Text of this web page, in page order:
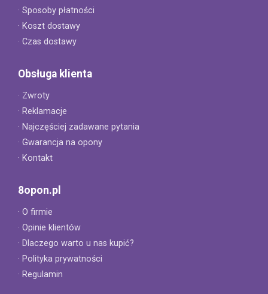
· Sposoby płatności
· Koszt dostawy
· Czas dostawy
Obsługa klienta
· Zwroty
· Reklamacje
· Najczęściej zadawane pytania
· Gwarancja na opony
· Kontakt
8opon.pl
· O firmie
· Opinie klientów
· Dlaczego warto u nas kupić?
· Polityka prywatności
· Regulamin